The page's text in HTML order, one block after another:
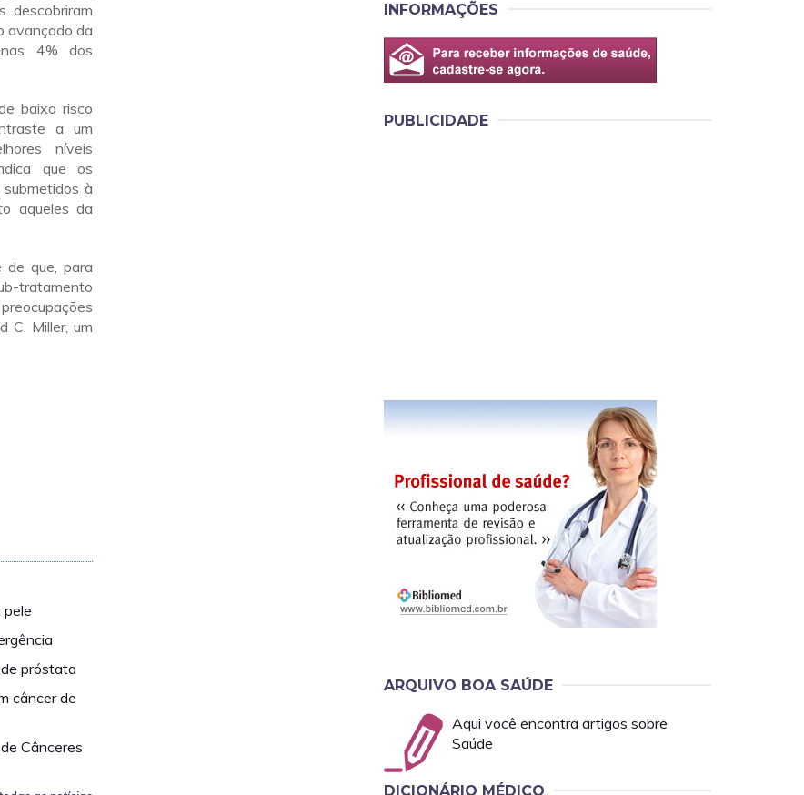
descobriram
avançado da
4% dos
baixo risco
a um
níveis
que os
à
aqueles da
de que, para
tratamento
C. Miller, um
pele
próstata
câncer de
Cânceres
INFORMAÇÕES
PUBLICIDADE
ARQUIVO BOA SAÚDE
Aqui você encontra artigos sobre
Saúde
DICIONÁRIO MÉDICO